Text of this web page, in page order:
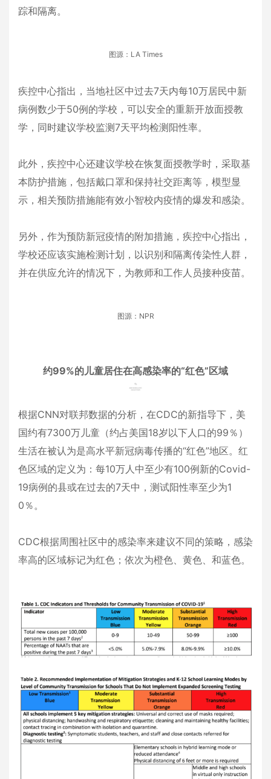
踪和隔离。
图源：LA Times
疾控中心指出，当地社区中过去7天内每10万居民中新
病例数少于50例的学校，可以安全的重新开放面授教
学，同时建议学校监测7天平均检测阳性率。
此外，疾控中心还建议学校在恢复面授教学时，采取基
本防护措施，包括戴口罩和保持社交距离等，模型显
示，相关预防措施能有效小智校内疫情的爆发和感染。
另外，作为预防新冠疫情的附加措施，疾控中心指出，
学校还应该实施检测计划，以识别和隔离传染性人群，
并在供应允许的情况下，为教师和工作人员接种疫苗。
图源：NPR
约99%的儿童居住在高感染率的“红色”区域
根据CNN对联邦数据的分析，在CDC的新指导下，美
国约有7300万儿童（约占美国18岁以下人口的99％）
生活在被认为是高水平新冠病毒传播的“红色”地区。红
色区域的定义为：每10万人中至少有100例新的Covid-
19病例的县或在过去的7天中，测试阳性率至少为1
0％。
CDC根据周围社区中的感染率来建议不同的策略，感染
率高的区域标记为红色；依次为橙色、黄色、和蓝色。